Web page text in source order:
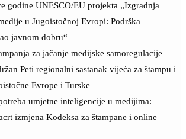
godine UNESCO/EU projekta „Izgradnja
u Jugoistočnoj Evropi: Podrška
javnom dobru“
za jačanje medijske samoregulacije
Peti regionalni sastanak vijeća za štampu i
Evrope i Turske
umjetne inteligencije u medijima:
izmjena Kodeksa za štampane i online